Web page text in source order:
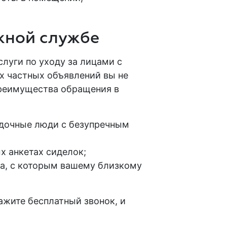
службе
по уходу за лицами с
частных объявлений вы не
обращения в
люди с безупречным
анкетах сиделок;
с которым вашему близкому
бесплатный звонок, и